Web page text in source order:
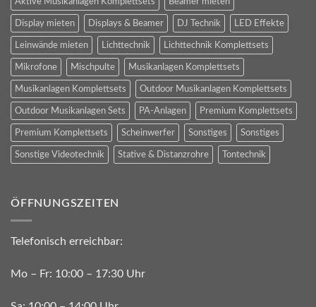
Display mieten Displays & Beamer DJ Technik LED Effekte
Leinwände mieten Lichttechnik Lichttechnik Komplettsets
Mikrofone Mischpulte Musikanlagen Komplettsets
Musikanlagen Komplettsets Outdoor Musikanlagen Komplettsets
Outdoor Musikanlagen Sets PA-Anlagen Premium Komplettsets
Premium Komplettsets Scheinwerfer Sonstiges Sonstiges
Sonstige Videotechnik Stative & Distanzrohre Tontechnik
ÖFFNUNGSZEITEN
Telefonisch erreichbar:
Mo – Fr: 10:00 – 17:30 Uhr